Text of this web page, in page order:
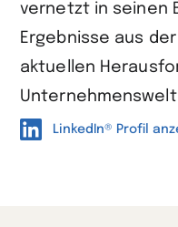
vernetzt in seinen
Ergebnisse aus
aktuellen
LinkedIn® Profil